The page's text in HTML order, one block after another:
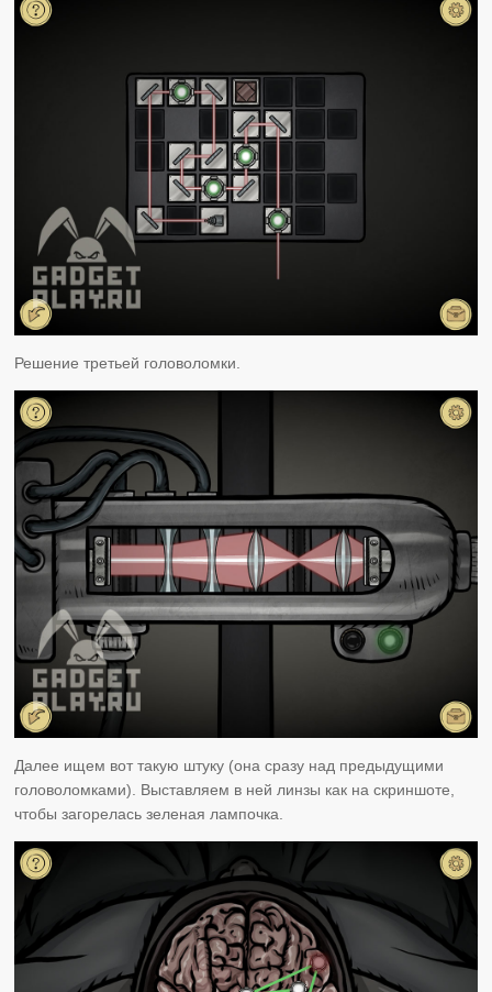
Решение третьей головоломки.
Далее ищем вот такую штуку (она сразу над предыдущими
головоломками). Выставляем в ней линзы как на скриншоте,
чтобы загорелась зеленая лампочка.